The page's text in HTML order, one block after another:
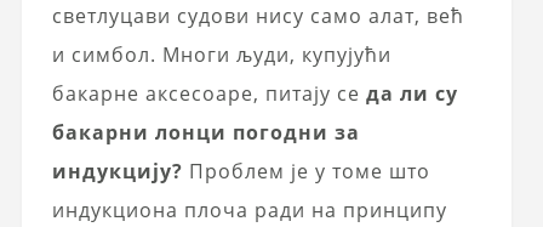
светлуцави судови нису само алат, већ
и симбол. Многи људи, купујући
бакарне аксесоаре, питају се да ли су
бакарни лонци погодни за
индукцију? Проблем је у томе што
индукциона плоча ради на принципу